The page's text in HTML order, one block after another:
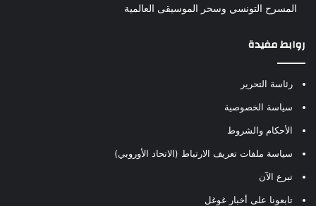
المسرح التونسي وسحر الموسيقى العالمية
روابط مفيدة
رئاسة التحرير
سياسة الخصوصية
الأحكام والشروط
سياسة ملفات تعريف الارتباط (الاتحاد الأوروبي)
تبرع الآن
تابعونا على أخبار غوغل